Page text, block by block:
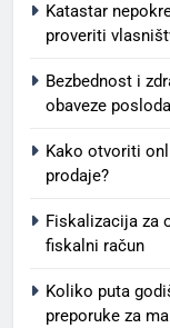
Katastar
proveriti
Bezbednost i
obaveze
Kako otvoriti
prodaje?
Fiskalizacija za
fiskalni račun
Koliko puta
preporuke za